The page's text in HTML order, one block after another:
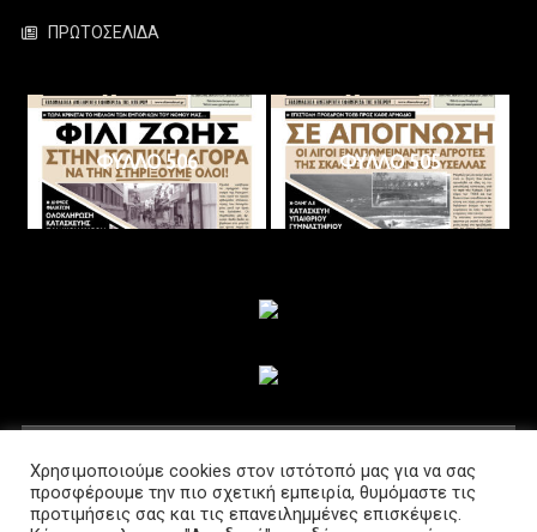
ΠΡΩΤΟΣΕΛΙΔΑ
ΦΥΛΛΟ 506 ΦΥΛΛΟ 505
Χρησιμοποιούμε cookies στον ιστότοπό μας για να σας
προσφέρουμε την πιο σχετική εμπειρία, θυμόμαστε τις
προτιμήσεις σας και τις επανειλημμένες επισκέψεις.